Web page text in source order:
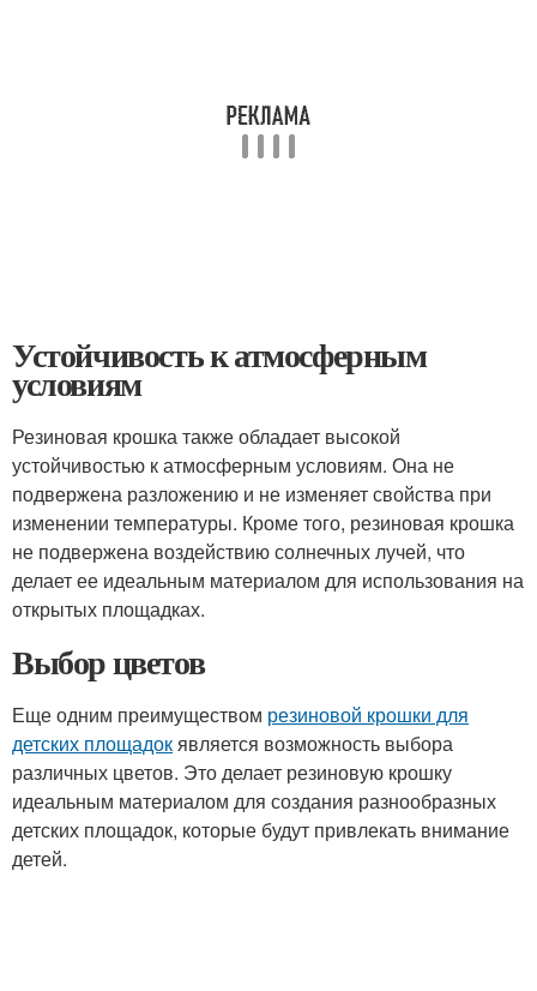
Устойчивость к атмосферным
условиям
Резиновая крошка также обладает высокой
устойчивостью к атмосферным условиям. Она не
подвержена разложению и не изменяет свойства при
изменении температуры. Кроме того, резиновая крошка
не подвержена воздействию солнечных лучей, что
делает ее идеальным материалом для использования на
открытых площадках.
Выбор цветов
Еще одним преимуществом резиновой крошки для
детских площадокявляется возможность выбора
различных цветов. Это делает резиновую крошку
идеальным материалом для создания разнообразных
детских площадок, которые будут привлекать внимание
детей.